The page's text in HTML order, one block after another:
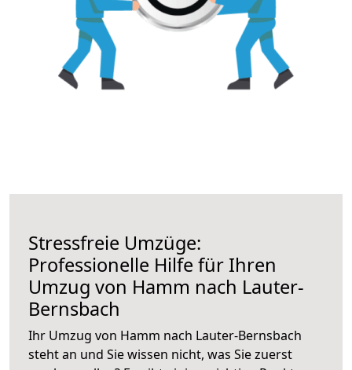
Stressfreie Umzüge:
Professionelle Hilfe für Ihren
Umzug von Hamm nach Lauter-
Bernsbach
Ihr Umzug von Hamm nach Lauter-Bernsbach
steht an und Sie wissen nicht, was Sie zuerst